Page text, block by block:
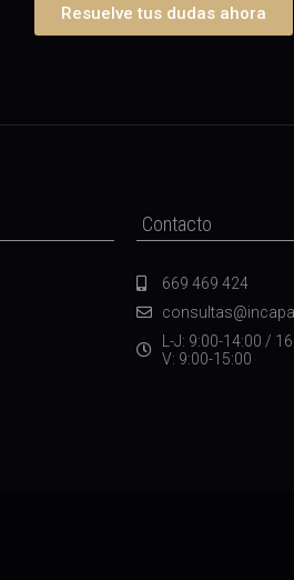
Resuelve tus dudas ahora
Contacto
669 469 424
L-J: 9:00-14:00 /
V: 9:00-15:00